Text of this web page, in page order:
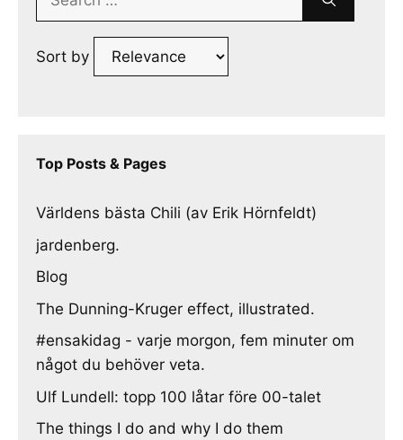
Sort by
Top Posts & Pages
Världens bästa Chili (av Erik Hörnfeldt)
jardenberg.
Blog
The Dunning-Kruger effect, illustrated.
#ensakidag - varje morgon, fem minuter om
något du behöver veta.
Ulf Lundell: topp 100 låtar före 00-talet
The things I do and why I do them